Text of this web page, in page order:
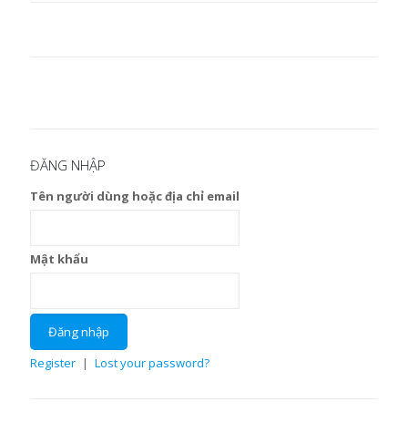
ĐĂNG NHẬP
Tên người dùng hoặc địa chỉ email
Mật khẩu
Register | Lost your password?